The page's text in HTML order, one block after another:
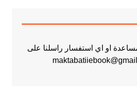
او اي استفسار راسلنا على